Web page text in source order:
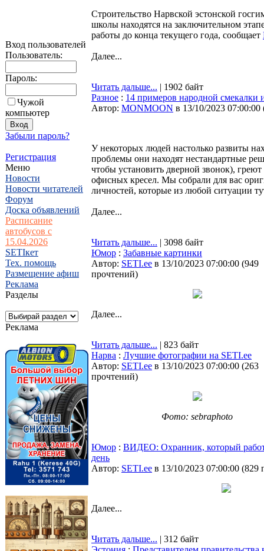
Вход пользователей
Пользователь:
Пароль:
Чужой
компьютер
Забыли пароль?
Регистрация
Меню
Новости
Новости читателей
Форум
Доска объявлений
Расписание
автобусов с
15.04.2026
SETIкет
Тех. помощь
Размещение афиш
Реклама
Разделы
Реклама
Строительство Нарвской эстонской
школы находятся на заключительном
работы до конца текущего года, сообщает
Далее...
Читать дальше... | 1902 байт
Разное : 14 примеров народной смекалки
Автор: MONMOON в 13/10/2023 07:00:00
У некоторых людей настолько развиты
проблемы они находят нестандартные
чтобы установить дверной звонок),
офисных кресел. Мы собрали для вас
личностей, которые из любой ситуации
Далее...
Читать дальше... | 3098 байт
Юмор : Забавные картинки
Автор: SETI.ee в 13/10/2023 07:00:00 (949
прочтений)
Далее...
Читать дальше... | 823 байт
Нарва : Лучшие фотографии на SETI.ee
Автор: SETI.ee в 13/10/2023 07:00:00 (263
прочтений)
Фото: sebraphoto
Юмор : ВИДЕО: Охранник, который
день
Автор: SETI.ee в 13/10/2023 07:00:00 (829
Далее...
Читать дальше... | 312 байт